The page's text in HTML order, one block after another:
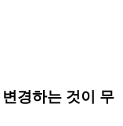
경하는 것이 무